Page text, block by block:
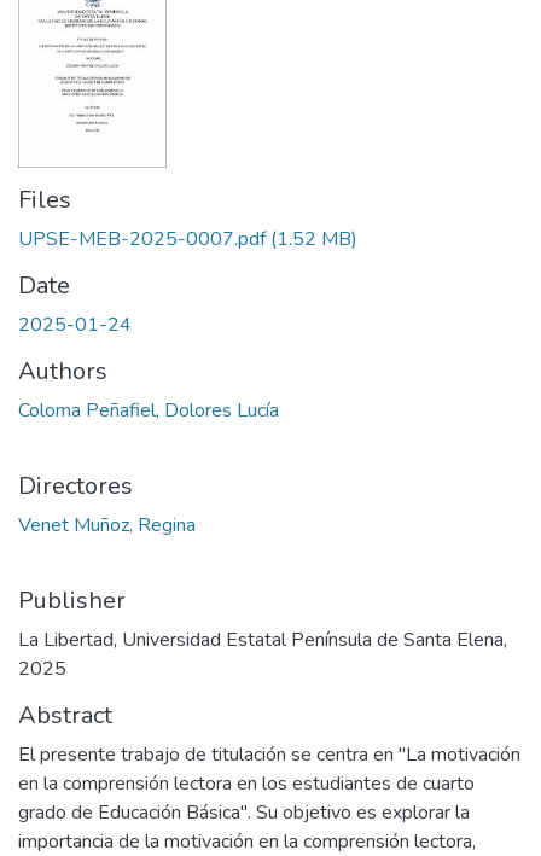
Files
UPSE-MEB-2025-0007.pdf(1.52 MB)
Date
2025-01-24
Authors
Coloma Peñafiel, Dolores Lucía
Directores
Venet Muñoz, Regina
Publisher
La Libertad, Universidad Estatal Península de Santa Elena,
2025
Abstract
El presente trabajo de titulación se centra en "La motivación
en la comprensión lectora en los estudiantes de cuarto
grado de Educación Básica". Su objetivo es explorar la
importancia de la motivación en la comprensión lectora,